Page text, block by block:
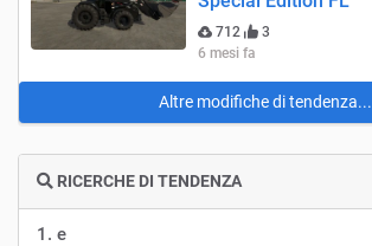
712
3
6 mesi fa
Altre modifiche di tendenza...
RICERCHE DI TENDENZA
1. e